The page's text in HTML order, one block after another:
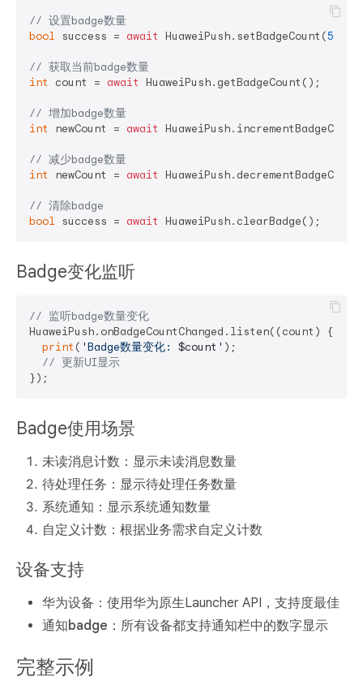
// 设置badge数量
bool success = await HuaweiPush.setBadgeCount(5
// 获取当前badge数量
int
count = await HuaweiPush.getBadgeCount();
// 增加badge数量
int
newCount = await
// 减少badge数量
int
newCount = await
// 清除badge
bool success = await
Badge变化监听
// 监听badge数量变化
HuaweiPush.onBadgeCountChanged.listen((count) {
print ( 'Badge数量变化: $count ' );
// 更新UI显示
Badge使用场景
未读消息计数 ：显示未读消息数量
待处理任务 ：显示待处理任务数量
系统通知 ：显示系统通知数量
自定义计数 ：根据业务需求自定义计数
设备支持
华为设备 ：使用华为原生Launcher API，支持度最佳
通知badge ：所有设备都支持通知栏中的数字显示
完整示例